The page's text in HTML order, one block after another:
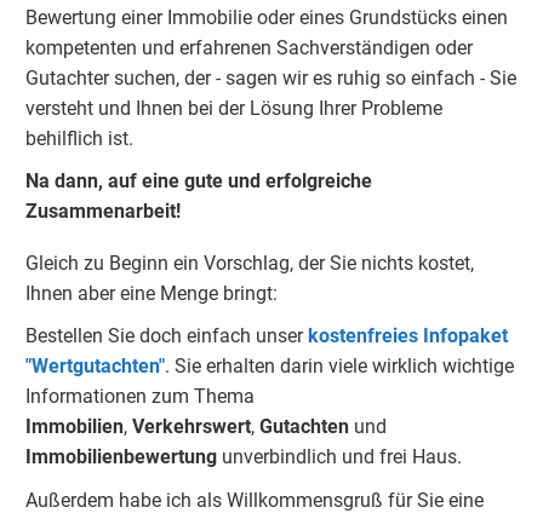
Bewertung einer Immobilie oder eines Grundstücks einen
kompetenten und erfahrenen Sachverständigen oder
Gutachter suchen, der - sagen wir es ruhig so einfach - Sie
versteht und Ihnen bei der Lösung Ihrer Probleme
behilflich ist.
Na dann, auf eine gute und erfolgreiche
Zusammenarbeit!
Gleich zu Beginn ein Vorschlag, der Sie nichts kostet,
Ihnen aber eine Menge bringt:
Bestellen Sie doch einfach unser kostenfreies Infopaket
"Wertgutachten". Sie erhalten darin viele wirklich wichtige
Informationen zum Thema
Immobilien, Verkehrswert, Gutachten und
Immobilienbewertung unverbindlich und frei Haus.
Außerdem habe ich als Willkommensgruß für Sie eine